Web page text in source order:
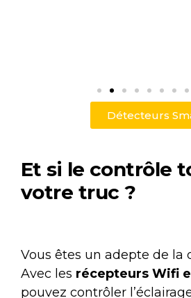
Détecteurs
Et si le contrôle
votre truc ?
Vous êtes un adepte de la
Avec les récepteurs Wifi
pouvez contrôler